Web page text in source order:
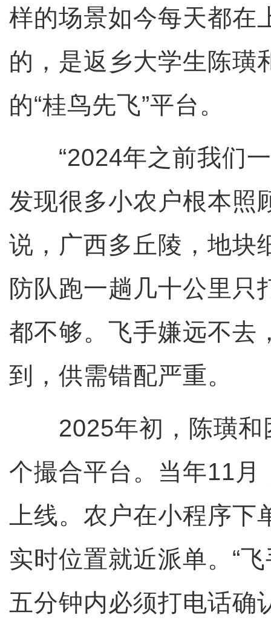
样的场景如今每天都在
的，是返乡大学生陈璜
的“桂鸟先飞”平台。
“2024年之前我们一
发现很多小农户根本照
说，广西多丘陵，地块
防队跑一趟几十公里只
都不够。飞手嫌远不去
到，供需错配严重。
2025年初，陈璜和
个撮合平台。当年11月
上线。农户在小程序
实时位置就近派单。“
五分钟内必须打电话确